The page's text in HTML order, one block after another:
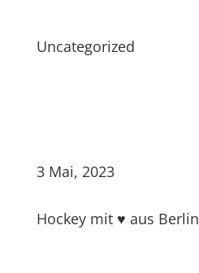
Uncategorized
3 Mai, 2023
Hockey mit ♥ aus Berlin